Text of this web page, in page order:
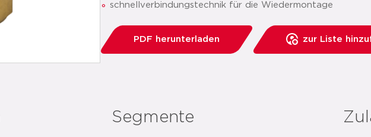
schnellverbindungstechnik für die Wiedermontage
PDF herunterladen zur Liste
Segmente